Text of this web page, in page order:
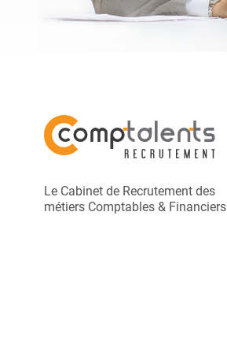
Le Cabinet de Recrutement des
métiers Comptables & Financiers